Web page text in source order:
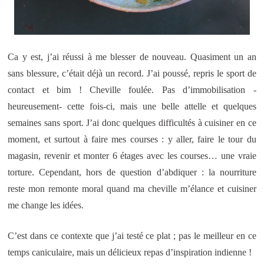
Ca y est, j’ai réussi à me blesser de nouveau. Quasiment un an
sans blessure, c’était déjà un record. J’ai poussé, repris le sport de
contact et bim ! Cheville foulée. Pas d’immobilisation -
heureusement- cette fois-ci, mais une belle attelle et quelques
semaines sans sport. J’ai donc quelques difficultés à cuisiner en ce
moment, et surtout à faire mes courses : y aller, faire le tour du
magasin, revenir et monter 6 étages avec les courses… une vraie
torture. Cependant, hors de question d’abdiquer : la nourriture
reste mon remonte moral quand ma cheville m’élance et cuisiner
me change les idées.
C’est dans ce contexte que j’ai testé ce plat ; pas le meilleur en ce
temps caniculaire, mais un délicieux repas d’inspiration indienne !